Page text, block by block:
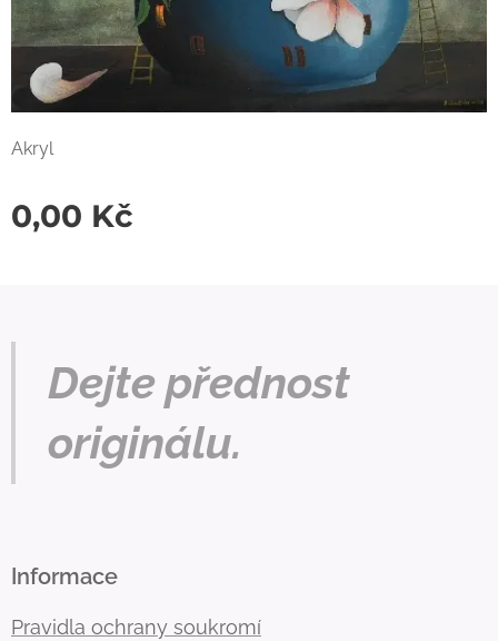
Akryl
0,00 Kč
Dejte přednost
originálu.
Informace
Pravidla ochrany soukromí